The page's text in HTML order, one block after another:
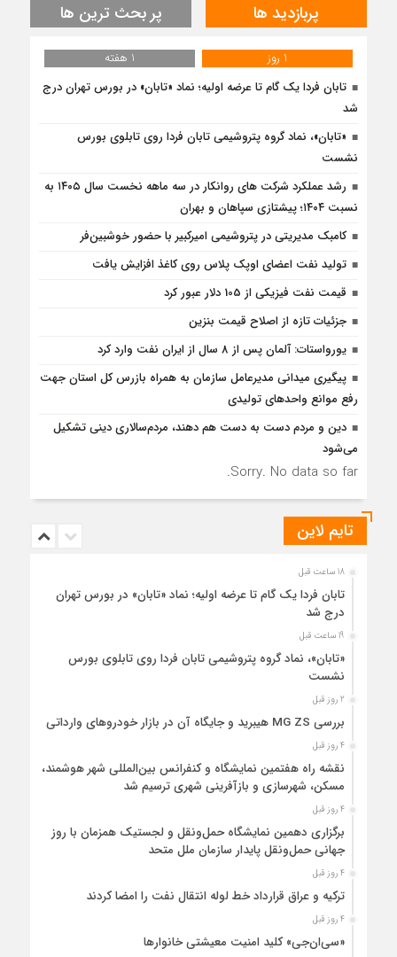
پربازدید ها پر بحث ترین ها
1 روز
1 هفته
تابان فردا یک گام تا عرضه اولیه؛ نماد «تابان» در بورس تهران درج
شد
«تابان»، نماد گروه پتروشیمی تابان فردا روی تابلوی بورس
نشست
رشد عملکرد شرکت های روانکار در سه ماهه نخست سال ۱۴۰۵ به
نسبت ۱۴۰۴؛ پیشتازی سپاهان و بهران
کامبک مدیریتی در پتروشیمی امیرکبیر با حضور خوشبین‌فر
تولید نفت اعضای اوپک پلاس روی کاغذ افزایش یافت
قیمت نفت فیزیکی از 105 دلار عبور کرد
جزئیات تازه از اصلاح قیمت بنزین
یورواستات: آلمان پس از 8 سال از ایران نفت وارد کرد
پیگیری میدانی مدیرعامل سازمان به همراه بازرس كل استان جهت
رفع موانع واحدهای تولیدی
دین و مردم دست به‌ دست هم دهند، مردم‌سالاری دینی تشکیل
می‌شود
Sorry. No data so far.
تایم لاین
18 ساعت قبل
تابان فردا یک گام تا عرضه اولیه؛ نماد «تابان» در بورس تهران
درج شد
19 ساعت قبل
«تابان»، نماد گروه پتروشیمی تابان فردا روی تابلوی بورس
نشست
2 روز قبل
بررسی MG ZS هیبرید و جایگاه آن در بازار خودروهای وارداتی
4 روز قبل
نقشه راه هفتمین نمایشگاه و کنفرانس بین‌المللی شهر هوشمند،
مسکن، شهرسازی و بازآفرینی شهری ترسیم شد
4 روز قبل
برگزاری دهمین نمایشگاه حمل‌ونقل و لجستیک همزمان با روز
جهانی حمل‌ونقل پایدار سازمان ملل متحد
4 روز قبل
ترکیه و عراق قرارداد خط لوله انتقال نفت را امضا کردند
4 روز قبل
«سی‌ان‌جی» کلید امنیت معیشتی خانوارها